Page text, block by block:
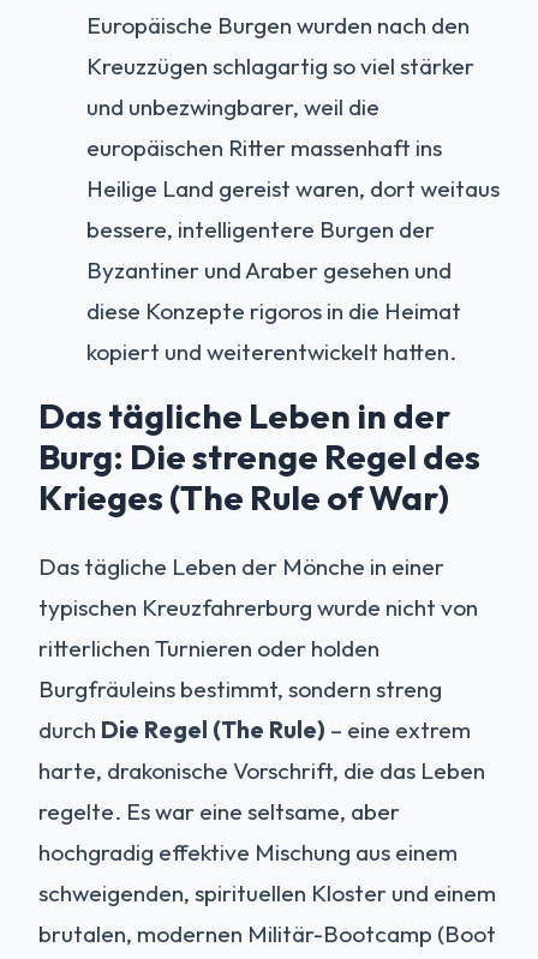
Europäische Burgen wurden nach den
Kreuzzügen schlagartig so viel stärker
und unbezwingbarer, weil die
europäischen Ritter massenhaft ins
Heilige Land gereist waren, dort weitaus
bessere, intelligentere Burgen der
Byzantiner und Araber gesehen und
diese Konzepte rigoros in die Heimat
kopiert und weiterentwickelt hatten.
Das tägliche Leben in der
Burg: Die strenge Regel des
Krieges (The Rule of War)
Das tägliche Leben der Mönche in einer
typischen Kreuzfahrerburg wurde nicht von
ritterlichen Turnieren oder holden
Burgfräuleins bestimmt, sondern streng
durch Die Regel (The Rule) – eine extrem
harte, drakonische Vorschrift, die das Leben
regelte. Es war eine seltsame, aber
hochgradig effektive Mischung aus einem
schweigenden, spirituellen Kloster und einem
brutalen, modernen Militär-Bootcamp (Boot